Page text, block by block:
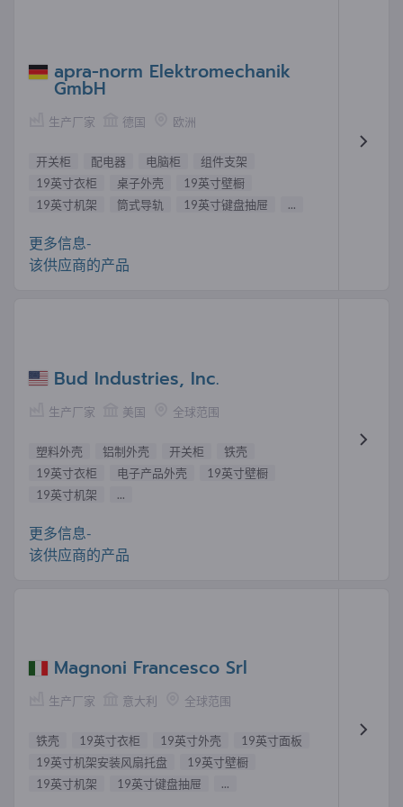
apra-norm Elektromechanik
GmbH
生产厂家 德国 欧洲
开关柜 配电器 电脑柜
组件支架
19英寸衣柜
桌子外壳
19英寸壁橱
19英寸机架
筒式导轨 19英寸键盘抽屉 ...
更多信息-
该供应商的产品
Bud Industries, Inc.
生产厂家 美国 全球范围
塑料外壳 铝制外壳 开关柜
铁壳
19英寸衣柜
电子产品外壳
19英寸壁橱
19英寸机架
...
更多信息-
该供应商的产品
Magnoni Francesco Srl
生产厂家 意大利 全球范围
铁壳 19英寸衣柜 19英寸外壳
19英寸面板
19英寸机架安装风扇托盘
19英寸壁橱
19英寸机架
19英寸键盘抽屉 ...